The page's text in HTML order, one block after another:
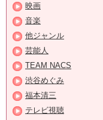
映画
音楽
他ジャンル
芸能人
TEAM NACS
渋谷めぐみ
福本清三
テレビ視聴